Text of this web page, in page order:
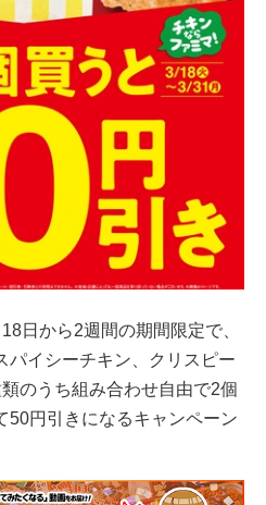
日から2週間の期間限定で、
パイシーチキン、クリスピー
のうち組み合わせ自由で2個
50円引きになるキャンペーン